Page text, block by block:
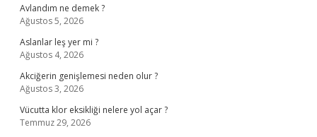
Avlandım ne demek ?
Ağustos 5, 2026
Aslanlar leş yer mi ?
Ağustos 4, 2026
Akciğerin genişlemesi neden olur ?
Ağustos 3, 2026
Vücutta klor eksikliği nelere yol açar ?
Temmuz 29, 2026